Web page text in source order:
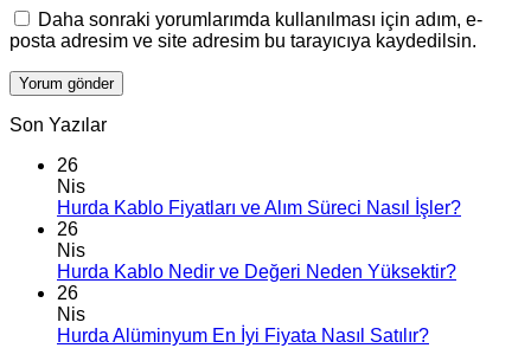
Daha sonraki yorumlarımda kullanılması için adım, e-
posta adresim ve site adresim bu tarayıcıya kaydedilsin.
Son Yazılar
26
Nis
Hurda Kablo Fiyatları ve Alım Süreci Nasıl İşler?
26
Nis
Hurda Kablo Nedir ve Değeri Neden Yüksektir?
26
Nis
Hurda Alüminyum En İyi Fiyata Nasıl Satılır?